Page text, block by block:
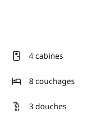
4 cabines
8 couchages
3 douches